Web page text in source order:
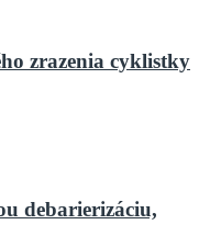
zrazenia cyklistky
debarierizáciu,